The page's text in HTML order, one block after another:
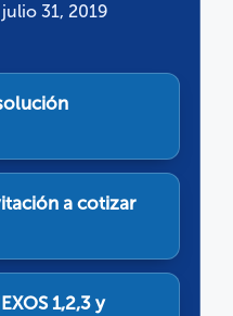
31, 2019
a cotizar
1,2,3 y